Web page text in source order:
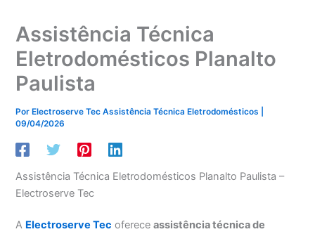
Assistência Técnica
Eletrodomésticos Planalto
Paulista
Por Electroserve Tec Assistência Técnica Eletrodomésticos
09/04/2026
Assistência Técnica Eletrodomésticos Planalto Paulista –
Electroserve Tec
A Electroserve Tec ofereceassistência técnica de